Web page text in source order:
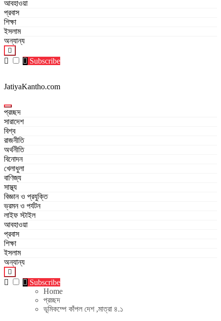
আবহাওয়া
প্রবাস
শিক্ষা
ইসলাম
অন্যান্য
Subscribe
JatiyaKantho.com
প্রচ্ছদ
সারাদেশ
বিশ্ব
রাজনীতি
অর্থনীতি
বিনোদন
খেলাধুলা
বাণিজ্য
সাস্থ্য
বিজ্ঞান ও প্রযুক্তি
ভ্রমন ও পর্যটন
লাইফ স্টাইল
আবহাওয়া
প্রবাস
শিক্ষা
ইসলাম
অন্যান্য
Subscribe
Home
প্রচ্ছদ
ভূমিকম্পে কাঁপল দেশ ,মাত্রা ৪.১